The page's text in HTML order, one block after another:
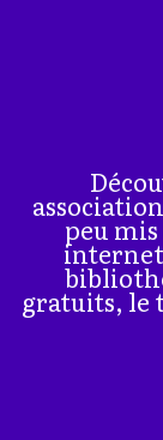
peu
gratuits, le